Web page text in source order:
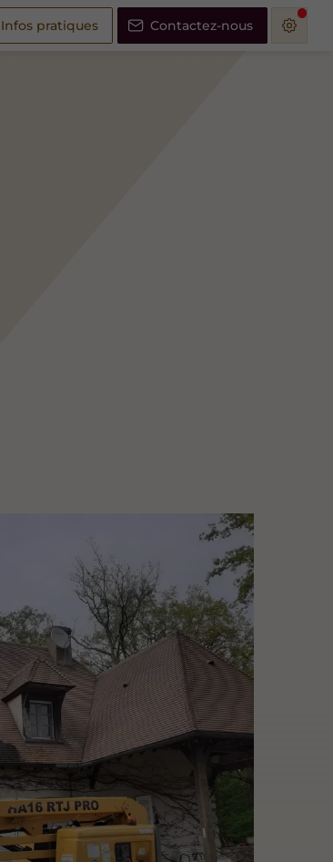
Infos pratiques Contactez-nous